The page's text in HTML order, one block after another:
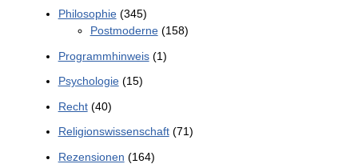
Philosophie(345)
Postmoderne(158)
Programmhinweis(1)
Psychologie(15)
Recht(40)
Religionswissenschaft(71)
Rezensionen (164)